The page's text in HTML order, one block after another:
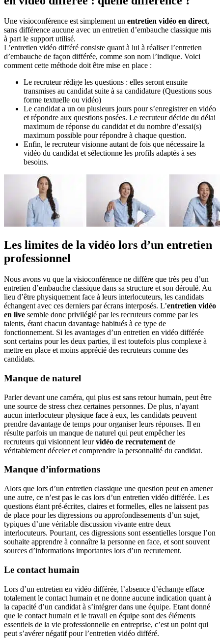
Une visioconférence est simplement un entretien vidéo en direct,
sans différence aucune avec un entretien d’embauche classique mis
à part le support utilisé.
L’entretien vidéo différé consiste quant à lui à réaliser l’entretien
d’embauche de façon différée, comme son nom l’indique. Voici
comment cette méthode doit être mise en place :
Le recruteur rédige les questions : elles seront ensuite
transmises au candidat suite à sa candidature (Questions sous
forme textuelle ou vidéo)
Le candidat a un ou plusieurs jours pour s’enregistrer en vidéo
et répondre aux questions posées. Le recruteur décide du délai
maximum de réponse du candidat et du nombre d’essai(s)
maximum possible pour répondre à chaque question.
Enfin, le recruteur visionne autant de fois que nécessaire la
vidéo du candidat et sélectionne les profils adaptés à ses
besoins.
Les limites de la vidéo lors d’un entretien
professionnel
Nous avons vu que la visioconférence ne diffère que très peu d’un
entretien d’embauche classique dans sa structure et son déroulé. Au
lieu d’être physiquement face à leurs interlocuteurs, les candidats
échangent avec ces derniers par écrans interposés. L’entretien vidéo
en live semble donc privilégié par les recruteurs comme par les
talents, étant chacun davantage habitués à ce type de
fonctionnement. Si les avantages d’un entretien en vidéo différée
sont certains pour les deux parties, il est toutefois plus complexe à
mettre en place et moins apprécié des recruteurs comme des
candidats.
Manque de naturel
Parler devant une caméra, qui plus est sans retour humain, peut être
une source de stress chez certaines personnes. De plus, n’ayant
aucun interlocuteur physique face à eux, les candidats peuvent
prendre davantage de temps pour organiser leurs réponses. Il en
résulte parfois un manque de naturel qui peut empêcher les
recruteurs qui visionnent leurvidéo de recrutement de
véritablement déceler et comprendre la personnalité du candidat.
Manque d’informations
Alors que lors d’un entretien classique une question peut en amener
une autre, ce n’est pas le cas lors d’un entretien vidéo différée. Les
questions étant pré-écrites, claires et formelles, elles ne laissent pas
de place pour les digressions ou approfondissements d’un sujet,
typiques d’une véritable discussion vivante entre deux
interlocuteurs. Pourtant, ces digressions sont essentielles lorsque l’on
souhaite apprendre à connaître la personne en face, et sont souvent
sources d’informations importantes lors d’un recrutement.
Le contact humain
Lors d’un entretien en vidéo différée, l’absence d’échange efface
totalement le contact humain et ne donne aucune indication quant à
la capacité d’un candidat à s’intégrer dans une équipe. Etant donné
que le contact humain et le travail en équipe sont des éléments
essentiels de la vie professionnelle en entreprise, c’est un point qui
peut s’avérer négatif pour l’entretien vidéo différé.